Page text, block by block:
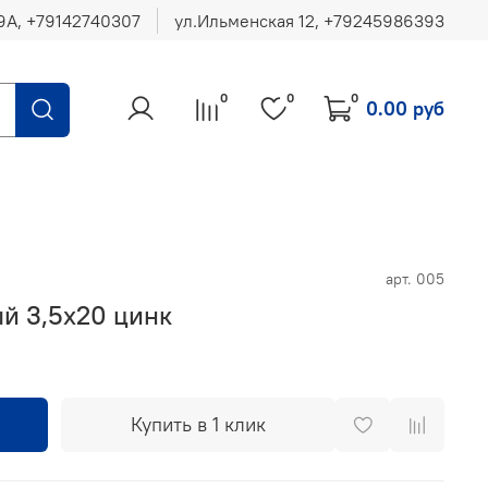
ул.Ильменская 12, ‪+79245986393
0 0 0 0.00 руб
арт. 005
3,5х20 цинк
Купить в 1 клик